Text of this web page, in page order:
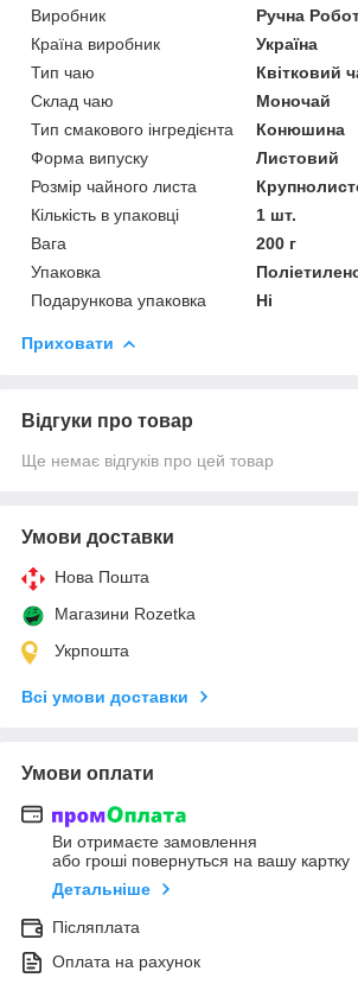
Виробник
Ручна
Країна виробник
Україна
Тип чаю
Квітковий
Склад чаю
Моночай
Тип смакового інгредієнта
Конюшина
Форма випуску
Листовий
Розмір чайного листа
Кількість в упаковці
1 шт.
Вага
200 г
Упаковка
Подарункова упаковка
Ні
Приховати
Відгуки про товар
Ще немає відгуків про цей товар
Умови доставки
Нова Пошта
Магазини Rozetka
Укрпошта
Всі умови доставки
Умови оплати
Ви отримаєте замовлення
або гроші повернуться на вашу картку
Детальніше
Післяплата
Оплата на рахунок